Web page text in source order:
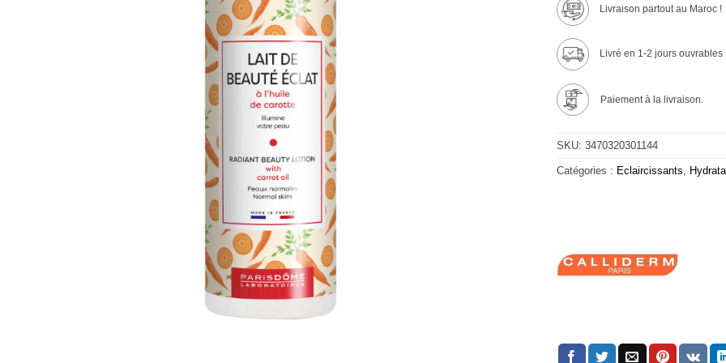
Livraison partout au Maroc !
Livré en 1-2 jours ouvrables
Paiement à la livraison.
SKU: 3470320301144
Catégories : Eclaircissants